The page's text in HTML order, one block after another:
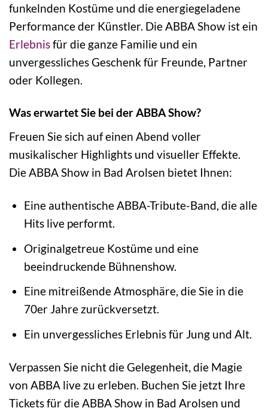
funkelnden Kostüme und die energiegeladene
Performance der Künstler. Die ABBA Show ist ein
Erlebnisfür die ganze Familie und ein
unvergessliches Geschenk für Freunde, Partner
oder Kollegen.
Was erwartet Sie bei der ABBA Show?
Freuen Sie sich auf einen Abend voller
musikalischer Highlights und visueller Effekte.
Die ABBA Show in Bad Arolsen bietet Ihnen:
Eine authentische ABBA-Tribute-Band, die alle
Hits live performt.
Originalgetreue Kostüme und eine
beeindruckende Bühnenshow.
Eine mitreißende Atmosphäre, die Sie in die
70er Jahre zurückversetzt.
Ein unvergessliches Erlebnis für Jung und Alt.
Verpassen Sie nicht die Gelegenheit, die Magie
von ABBA live zu erleben. Buchen Sie jetzt Ihre
Tickets für die ABBA Show in Bad Arolsen und